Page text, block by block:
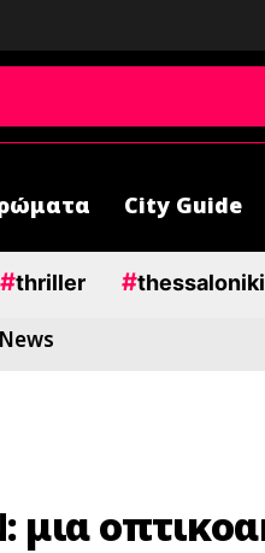
City Guide
#thriller #thessaloniki
μια